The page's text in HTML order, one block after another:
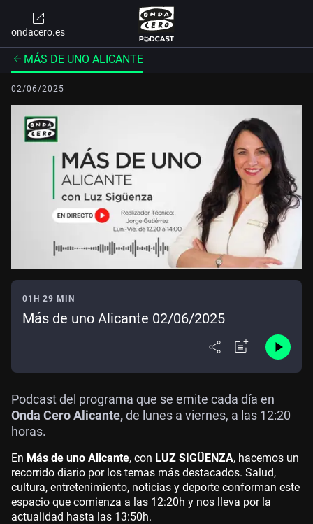
ondacero.es
MÁS DE UNO ALICANTE
02/06/2025
01H 29 MIN
Más de uno Alicante 02/06/2025
Podcast del programa que se emite cada día en
Onda Cero Alicante,de lunes a viernes, a las 12:20
horas.
En Más de uno Alicante, con LUZ SIGÜENZA, hacemos un
recorrido diario por los temas más destacados. Salud,
cultura, entretenimiento, noticias y deporte conforman este
espacio que comienza a las 12:20h y nos lleva por la
actualidad hasta las 13:50h.